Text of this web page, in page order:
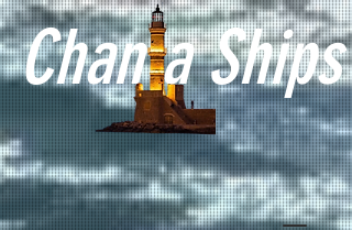
Chan a Ships